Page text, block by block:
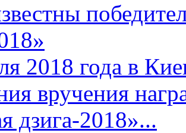
2018 года в
вручения
дзига-2018»...